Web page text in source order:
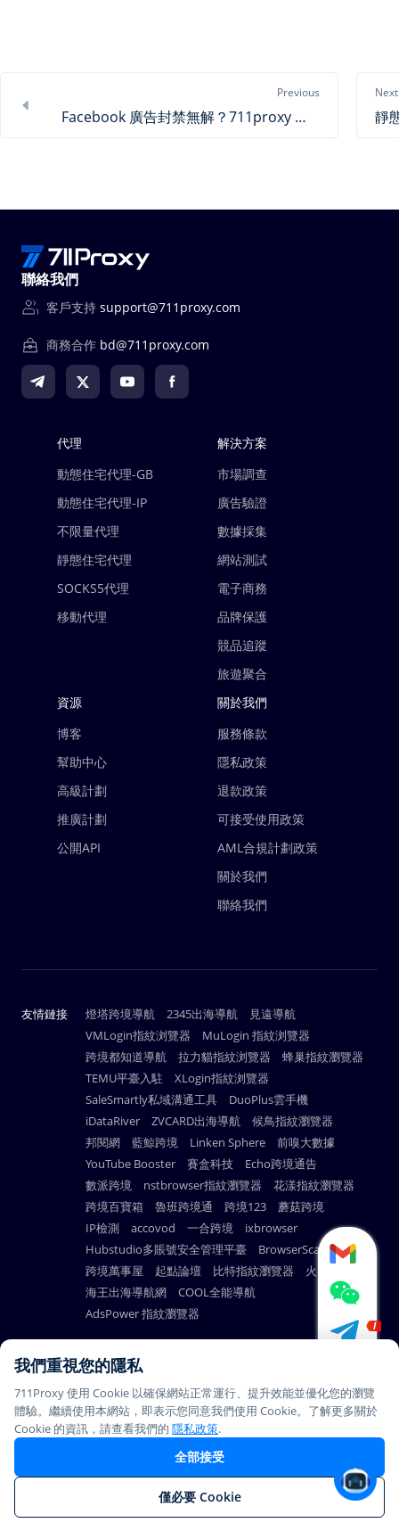
Previous
Facebook 廣告封禁無解？711proxy 給出專屬解決方案
Next
聯絡我們
客戶支持 support@711proxy.com
商務合作 bd@711proxy.com
代理
動態住宅代理-GB
動態住宅代理-IP
不限量代理
靜態住宅代理
SOCKS5代理
移動代理
解決方案
市場調查
廣告驗證
數據採集
網站測試
電子商務
品牌保護
競品追蹤
旅遊聚合
資源
博客
幫助中心
高級計劃
推廣計劃
公開API
關於我們
服務條款
隱私政策
退款政策
可接受使用政策
AML合規計劃政策
關於我們
聯絡我們
友情鏈接 燈塔跨境導航 2345出海導航
見遠導航
VMLogin指紋浏覽器
MuLogin 指紋浏覽器
跨境都知道導航
拉力貓指紋浏覽器
蜂巢指紋瀏覽器
TEMU平臺入駐
XLogin指紋浏覽器
SaleSmartly私域溝通工具
DuoPlus雲手機
iDataRiver
ZVCARD出海導航
候鳥指紋瀏覽器
邦閱網
藍鯨跨境 Linken Sphere
前嗅大數據
YouTube Booster
賽盒科技
Echo跨境通告
數派跨境
nstbrowser指紋瀏覽器
花漾指紋瀏覽器
跨境百寶箱
魯班跨境通 跨境123
蘑菇跨境
IP檢測
accovod 一合跨境
ixbrowser
Hubstudio多賬號安全管理平臺
BrowserScan
跨境萬事屋
起點論壇 比特指紋瀏覽器
火雲瀏覽器
海王出海導航網
COOL全能導航
AdsPower 指紋瀏覽器
© Copyright 2026
711Proxy.com. All rights
reserved.
PAYMENT
METHODS
本站所有代理服務产品均不支持在中國大陸使用，感謝您的理解与
我們重視您的隱私
711Proxy 使用 Cookie 以確保網站正常運行、提升效能並優化您的瀏覽
體驗。繼續使用本網站，即表示您同意我們使用 Cookie。了解更多關於
Cookie 的資訊，請查看我們的 隱私政策.
全部接受
僅必要 Cookie